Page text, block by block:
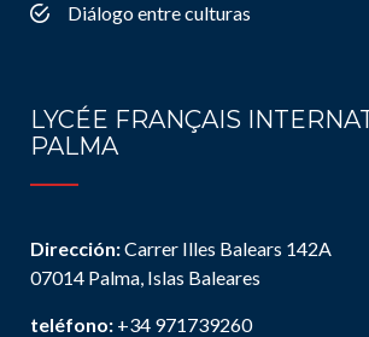
Diálogo entre culturas
LYCÉE FRANÇAIS
PALMA
Dirección:Carrer Illes Balears 142A
07014 Palma, Islas Baleares
teléfono: +34 971739260